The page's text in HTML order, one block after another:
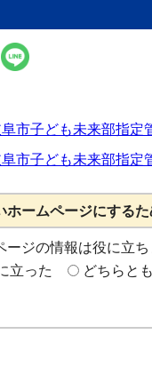
市子ども未来部指定
市子ども未来部指定
ホームページにする
ージの情報は役に立ち
立った
どちらと